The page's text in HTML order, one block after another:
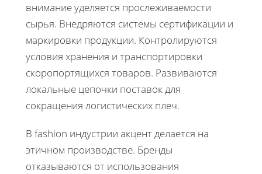
внимание уделяется прослеживаемости
сырья. Внедряются системы сертификации и
маркировки продукции. Контролируются
условия хранения и транспортировки
скоропортящихся товаров. Развиваются
локальные цепочки поставок для
сокращения логистических плеч.
В fashion индустрии акцент делается на
этичном производстве. Бренды
отказываются от использования